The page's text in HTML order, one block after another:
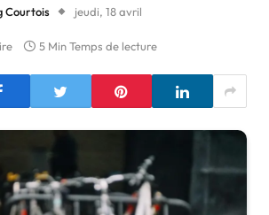
Courtois jeudi, 18 avril
5 Min Temps de lecture